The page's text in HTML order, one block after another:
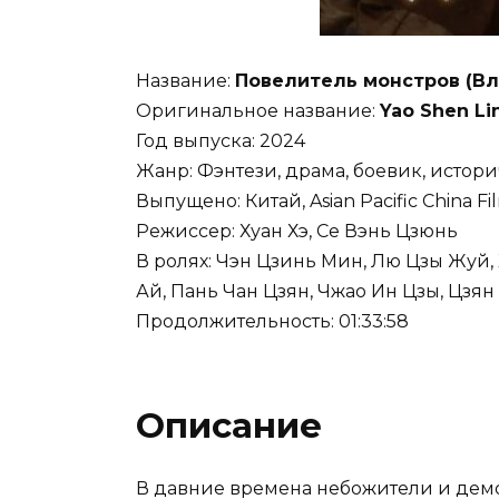
Название: Повелитель монстров
Оригинальное название:Yao Shen
Год выпуска: 2024
Жанр: Фэнтези, драма, боевик,
Выпущено: Китай, Asian Pacific China
Режиссер: Хуан Хэ, Се Вэнь Цзюнь
В ролях: Чэн Цзинь Мин, Лю Цзы Жуй,
Ай, Пань Чан Цзян, Чжао Ин Цзы,
Продолжительность: 01:33:58
Описание
В давние времена небожители и